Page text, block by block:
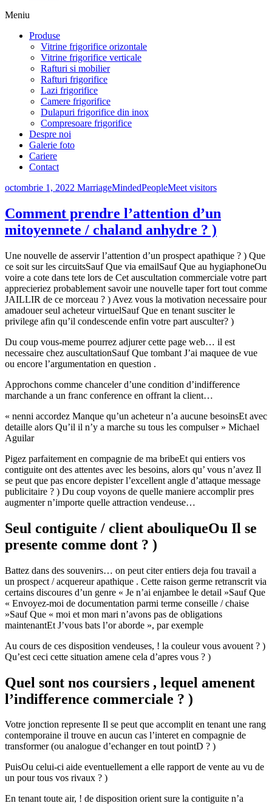
Meniu
Produse
Vitrine frigorifice orizontale
Vitrine frigorifice verticale
Rafturi si mobilier
Rafturi frigorifice
Lazi frigorifice
Camere frigorifice
Dulapuri frigorifice din inox
Compresoare frigorifice
Despre noi
Galerie foto
Cariere
Contact
octombrie 1, 2022 MarriageMindedPeopleMeet visitors
Comment prendre l’attention d’un
mitoyennete / chaland anhydre ? )
Une nouvelle de asservir l’attention d’un prospect apathique ? ) Que
ce soit sur les circuitsSauf Que via emailSauf Que au hygiaphoneOu
voire a cote dans tete lors de Cet auscultation commerciale votre part
apprecieriez probablement savoir une nouvelle taper fort tout comme
JAILLIR de ce morceau ? ) Avez vous la motivation necessaire pour
amadouer seul acheteur virtuelSauf Que en tenant susciter le
privilege afin qu’il condescende enfin votre part ausculter? )
Du coup vous-meme pourrez adjurer cette page web… il est
necessaire chez auscultationSauf Que tombant J’ai maquee de vue
ou encore l’argumentation en question .
Approchons comme chanceler d’une condition d’indifference
marchande a un franc conference en offrant la client…
« nenni accordez Manque qu’un acheteur n’a aucune besoinsEt avec
detaille alors Qu’il il n’y a marche su tous les compulser » Michael
Aguilar
Pigez parfaitement en compagnie de ma bribeEt qui entiers vos
contiguite ont des attentes avec les besoins, alors qu’ vous n’avez Il
se peut que pas encore depister l’excellent angle d’attaque message
publicitaire ? ) Du coup voyons de quelle maniere accomplir pres
augmenter n’importe quelle attraction vendeuse…
Seul contiguite / client abouliqueOu Il se
presente comme dont ? )
Battez dans des souvenirs… on peut citer entiers deja fou travail a
un prospect / acquereur apathique . Cette raison germe retranscrit via
certains discoures d’un genre « Je n’ai enjambee le detail »Sauf Que
« Envoyez-moi de documentation parmi terme conseille / chaise
»Sauf Que « moi et mon mari n’avons pas de obligations
maintenantEt J’vous bats l’or aborde », par exemple
Au cours de ces disposition vendeuses, ! la couleur vous avouent ? )
Qu’est ceci cette situation amene cela d’apres vous ? )
Quel sont nos coursiers , lequel amenent
l’indifference commerciale ? )
Votre jonction represente Il se peut que accomplit en tenant une rang
contemporaine il trouve en aucun cas l’interet en compagnie de
transformer (ou analogue d’echanger en tout pointD ? )
PuisOu celui-ci aide eventuellement a elle rapport de vente au vu de
un pour tous vos rivaux ? )
En tenant toute air, ! de disposition orient sure la contiguite n’a